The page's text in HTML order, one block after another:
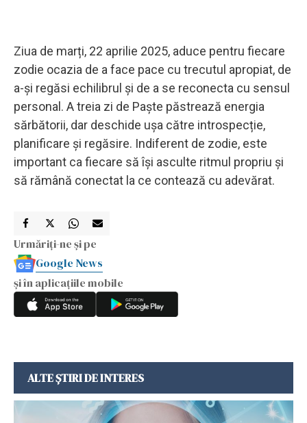
Ziua de marți, 22 aprilie 2025, aduce pentru fiecare
zodie ocazia de a face pace cu trecutul apropiat, de
a-și regăsi echilibrul și de a se reconecta cu sensul
personal. A treia zi de Paște păstrează energia
sărbătorii, dar deschide ușa către introspecție,
planificare și regăsire. Indiferent de zodie, este
important ca fiecare să își asculte ritmul propriu și
să rămână conectat la ce contează cu adevărat.
Urmăriți-ne și pe
Google News
și în aplicațiile mobile
ALTE ȘTIRI DE INTERES